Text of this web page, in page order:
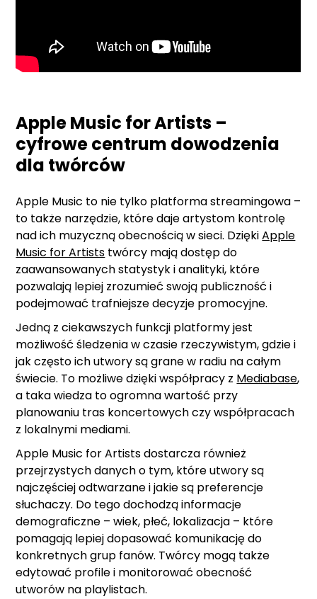
Apple Music for Artists –
cyfrowe centrum dowodzenia
dla twórców
Apple Music to nie tylko platforma streamingowa –
to także narzędzie, które daje artystom kontrolę
nad ich muzyczną obecnością w sieci. DziękiApple
Music for Artists twórcy mają dostęp do
zaawansowanych statystyk i analityki, które
pozwalają lepiej zrozumieć swoją publiczność i
podejmować trafniejsze decyzje promocyjne.
Jedną z ciekawszych funkcji platformy jest
możliwość śledzenia w czasie rzeczywistym, gdzie i
jak często ich utwory są grane w radiu na całym
świecie. To możliwe dzięki współpracy z Mediabase,
a taka wiedza to ogromna wartość przy
planowaniu tras koncertowych czy współpracach
z lokalnymi mediami.
Apple Music for Artists dostarcza również
przejrzystych danych o tym, które utwory są
najczęściej odtwarzane i jakie są preferencje
słuchaczy. Do tego dochodzą informacje
demograficzne – wiek, płeć, lokalizacja – które
pomagają lepiej dopasować komunikację do
konkretnych grup fanów. Twórcy mogą także
edytować profile i monitorować obecność
utworów na playlistach.